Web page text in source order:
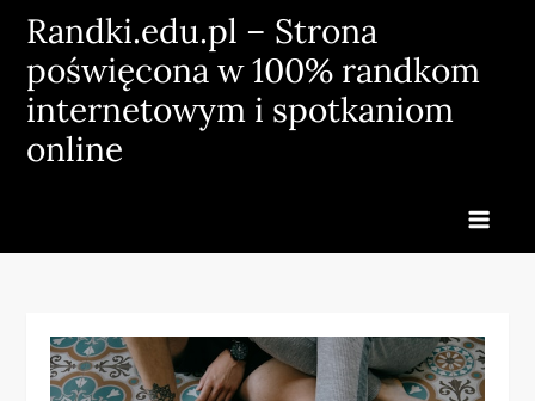
Skip
content
Randki.edu.pl – Strona
poświęcona w 100% randkom
internetowym i spotkaniom
online